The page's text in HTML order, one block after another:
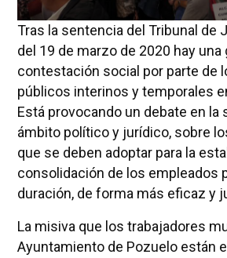
Tras la sentencia del Tribunal de
del 19 de marzo de 2020 hay una
contestación social por parte de
públicos interinos y temporales
Está provocando un debate en la
ámbito político y jurídico, sobre
que se deben adoptar para la
consolidación de los empleados
duración, de forma más eficaz y
La misiva que los trabajadores
Ayuntamiento de Pozuelo están